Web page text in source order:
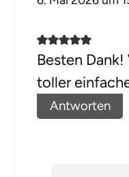
Besten Dank!
toller
Antworten